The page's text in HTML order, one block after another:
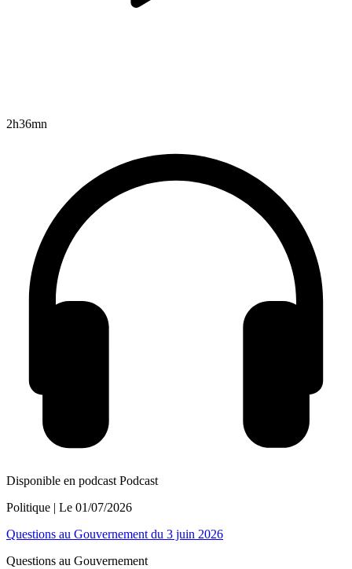
2h36mn
Disponible en podcast Podcast
Politique | Le 01/07/2026
Questions au Gouvernement du 3 juin 2026
Questions au Gouvernement